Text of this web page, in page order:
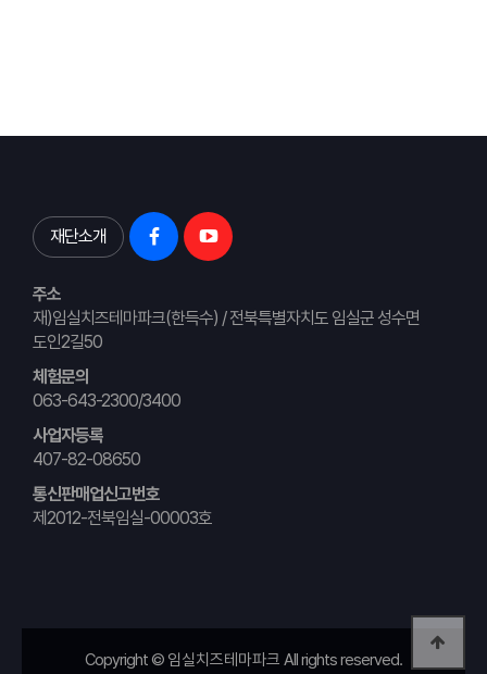
재단소개
주소
재)임실치즈테마파크(한득수) / 전북특별자치도 임실군 성수면
도인2길50
체험문의
063-643-2300/3400
사업자등록
407-82-08650
통신판매업신고번호
제2012-전북임실-00003호
Copyright © 임실치즈테마파크 All rights reserved.